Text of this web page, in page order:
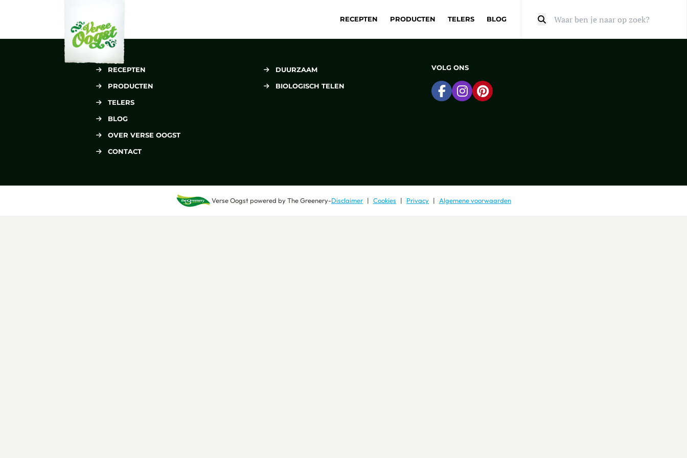
RECEPTEN PRODUCTEN TELERS BLOG
RECEPTEN
PRODUCTEN
TELERS
BLOG
OVER VERSE OOGST
CONTACT
DUURZAAM
BIOLOGISCH TELEN
VOLG ONS
Ga naar Facebook
Ga naar Instagram
Ga naar Pinterest
Verse Oogstpowered byThe Greenery-Disclaimer Cookies Privacy Algemene voorwaarden